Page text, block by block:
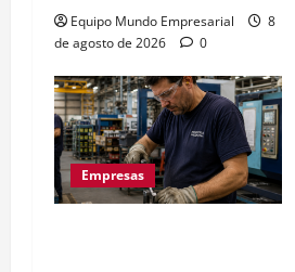
Equipo Mundo Empresarial
8
de agosto de 2026
0
Empresas